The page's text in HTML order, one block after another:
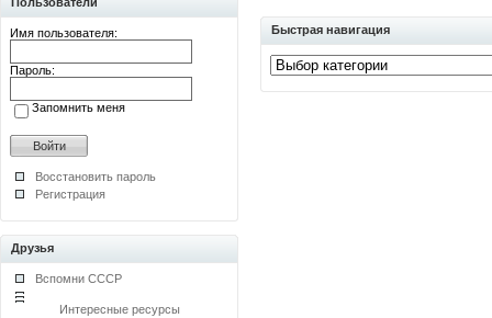
Имя пользователя:
Пароль:
Запомнить меня
Восстановить пароль
Регистрация
Друзья
Вспомни СССР
Интересные ресурсы
Быстрая навигация